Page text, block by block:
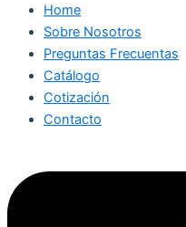
Home
Sobre Nosotros
Preguntas Frecuentas
Catálogo
Cotización
Contacto